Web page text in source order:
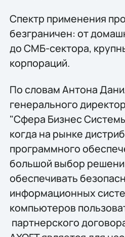
Спектр применения
безграничен: от
до СМБ-сектора,
корпораций.
По словам Антона
генерального
"Сфера Бизнес
когда на рынке
программного
большой выбор
обеспечивать
информационных
компьютеров
партнерского